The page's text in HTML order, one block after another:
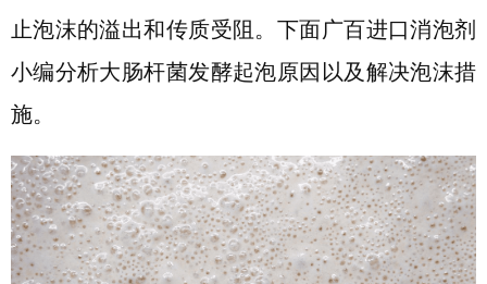
止泡沫的溢出和传质受阻。 下面广百进口消泡剂
小编分析大肠杆菌发酵起泡原因以及解决泡沫措
施。